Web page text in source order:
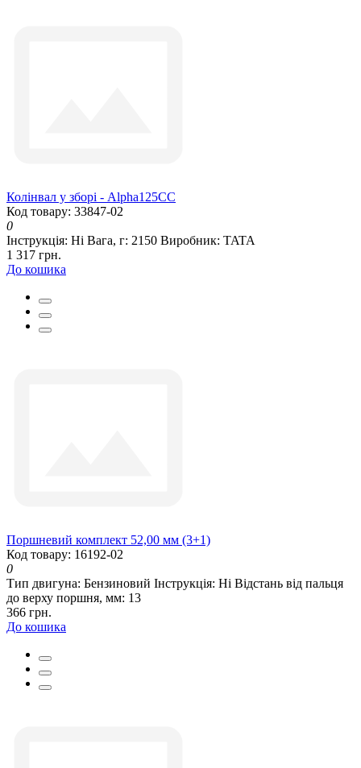
Колінвал у зборі - Alpha125СС
Код товару: 33847-02
0
Інструкція: Ні Вага, г: 2150 Виробник: TATA
1 317 грн.
До кошика
Поршневий комплект 52,00 мм (3+1)
Код товару: 16192-02
0
Тип двигуна: Бензиновий Інструкція: Ні Відстань від пальця
до верху поршня, мм: 13
366 грн.
До кошика